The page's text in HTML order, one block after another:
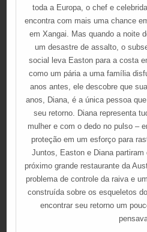
toda a Europa, o chef e
encontra com mais uma chance
em Xangai. Mas quando a noite
um desastre de assalto, o
social leva Easton para a costa
como um pária a uma família
anos antes, ele descobre que
anos, Diana, é a única pessoa
seu retorno. Diana representa
mulher e com o dedo no pulso –
proteção em um esforço para
Juntos, Easton e Diana
próximo grande restaurante da
problema de controle da raiva e
construída sobre os esqueletos
encontrar seu retorno um